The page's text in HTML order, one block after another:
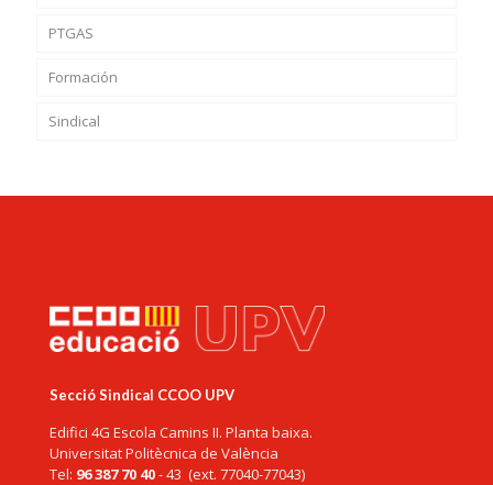
PTGAS
Formación
Sindical
Secció Sindical CCOO UPV
Edifici 4G Escola Camins II. Planta baixa.
Universitat Politècnica de València
Tel: 96 387 70 40- 43 (ext. 77040-77043)